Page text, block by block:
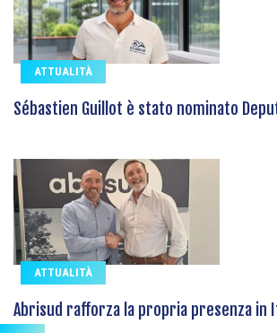
ATTUALITÀ
Sébastien Guillot è stato nominato
ATTUALITÀ
Abrisud rafforza la propria presenza in